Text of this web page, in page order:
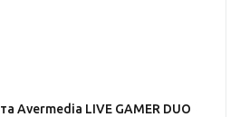
Avermedia LIVE GAMER DUO